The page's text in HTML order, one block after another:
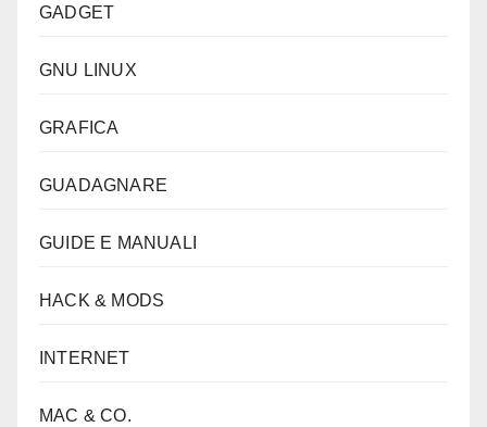
GADGET
GNU LINUX
GRAFICA
GUADAGNARE
GUIDE E MANUALI
HACK & MODS
INTERNET
MAC & CO.